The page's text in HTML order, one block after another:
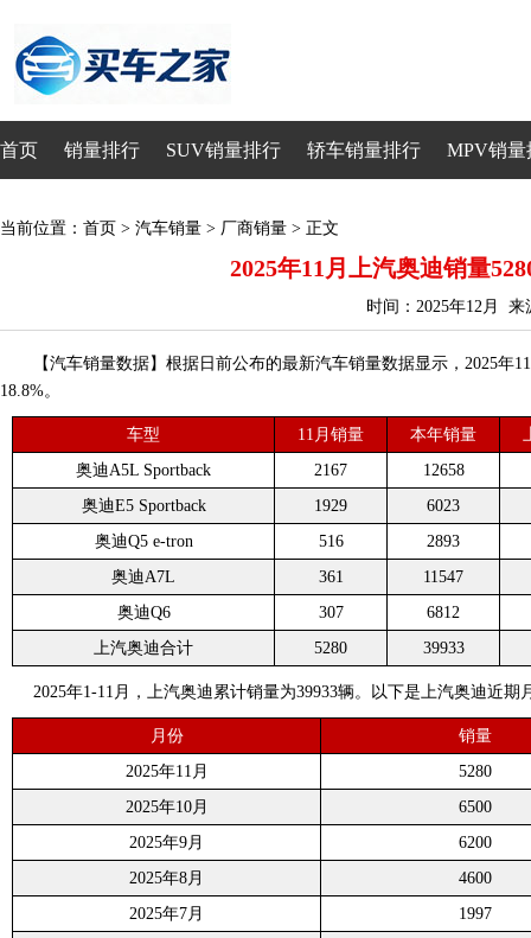
首页 销量排行 SUV销量排行 轿车销量排行 MPV销量
当前位置： 首页 > 汽车销量 > 厂商销量 > 正文
2025年11月上汽奥迪销量
时间：2025年12月 来
【汽车销量数据】根据日前公布的最新汽车销量数据显示，2025年
18.8%。
车型 11月销量 本年销量
奥迪A5L Sportback
2167
12658
奥迪E5 Sportback
1929
6023
奥迪Q5 e-tron
516
2893
奥迪A7L
361
11547
奥迪Q6
307
6812
上汽奥迪合计
5280 39933
2025年1-11月，上汽奥迪累计销量为39933辆。以下是上汽奥迪近期
月份
销量
2025年11月
5280
2025年10月
6500
2025年9月
6200
2025年8月
4600
2025年7月
1997